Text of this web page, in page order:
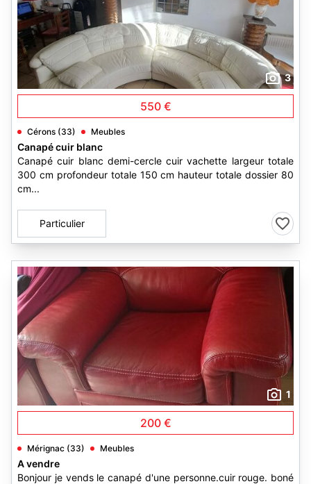
3
550 €
Cérons (33) Meubles
Canapé cuir blanc
Canapé cuir blanc demi-cercle cuir vachette largeur totale
300 cm profondeur totale 150 cm hauteur totale dossier 80
cm...
Particulier
1
200 €
Mérignac (33) Meubles
A vendre
Bonjour je vends le canapé d'une personne.cuir rouge. boné